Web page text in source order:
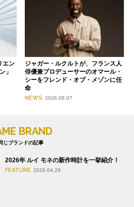
エン
」
ジャガー・ルクルトが、フランス人
俳優兼プロデューサーのオマール・
シーをフレンド・オブ・メゾンに任
命
NEWS 2026.08.07
BRAND
じブランドの記事
2026年 ルイ モネの新作時計を一挙紹介！
FEATURE 2026.04.29